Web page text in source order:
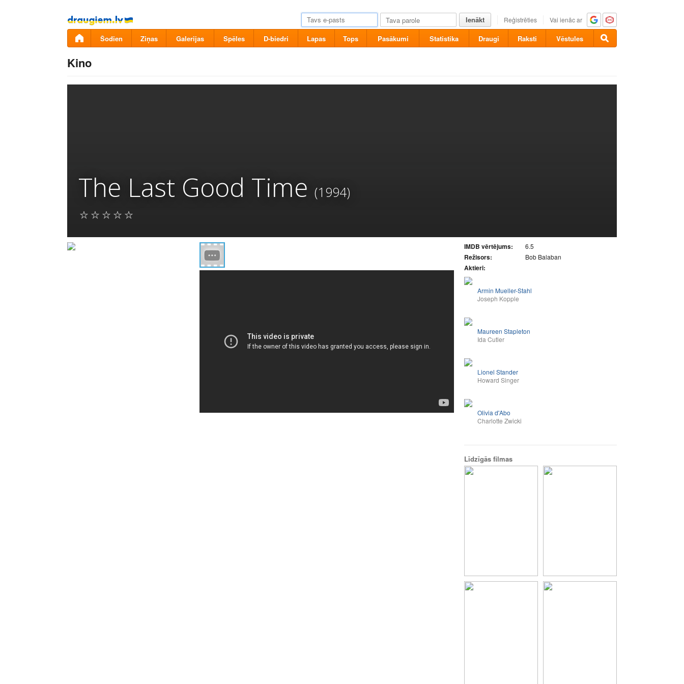
Pāriet
uz
saturu
Ienākt Reģistrēties Vai ienāc ar
Šodien Ziņas Galerijas Spēles D-biedri Lapas Tops Pasākumi Statistika Draugi Raksti Vēstules
Kino
The Last Good Time (1994)
IMDB vērtējums: 6.5
Režisors: Bob Balaban
Aktieri:
Armin Mueller-Stahl
Joseph Kopple
Maureen Stapleton
Ida Cutler
Lionel Stander
Howard Singer
Olivia d'Abo
Charlotte Zwicki
Līdzīgās filmas